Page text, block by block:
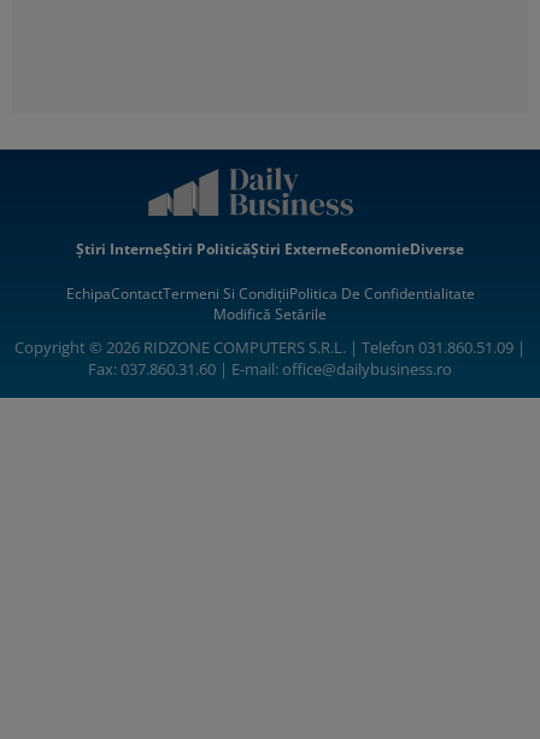
Știri InterneȘtiri PoliticăȘtiri ExterneEconomieDiverse
EchipaContactTermeni Si CondițiiPolitica De Confidentialitate
Modifică Setările
Copyright © 2026 RIDZONE COMPUTERS S.R.L. | Telefon 031.860.51.09 |
Fax: 037.860.31.60 | E-mail:office@dailybusiness.ro